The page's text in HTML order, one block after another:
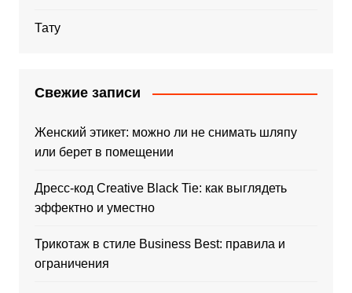
Тату
Свежие записи
Женский этикет: можно ли не снимать шляпу
или берет в помещении
Дресс-код Creative Black Tie: как выглядеть
эффектно и уместно
Трикотаж в стиле Business Best: правила и
ограничения